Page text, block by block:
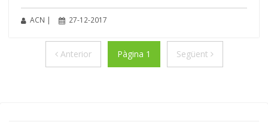
ACN | 27-12-2017
AnteriorAnteriorPàgina 1 Següent Següent